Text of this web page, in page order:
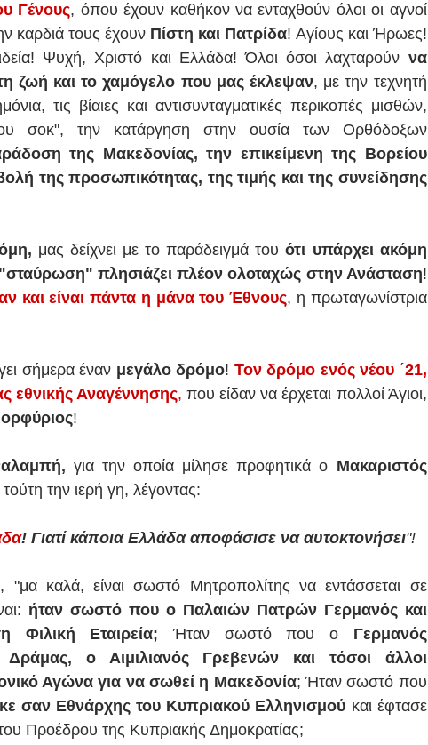
Γένους, όπου έχουν καθήκον να ενταχθούν όλοι οι αγνοί
καρδιά τους έχουν Πίστη και Πατρίδα! Αγίους και Ήρωες!
Ψυχή, Χριστό και Ελλάδα! Όλοι όσοι λαχταρούν να
ζωή και το χαμόγελο που μας έκλεψαν, με την τεχνητή
τις βίαιες και αντισυνταγματικές περικοπές μισθών,
σοκ", την κατάργηση στην ουσία των Ορθόδοξων
της Μακεδονίας, την επικείμενη της Βορείου
της προσωπικότητας, της τιμής και της συνείδησης
μας δείχνει με το παράδειγμά τουότι υπάρχει ακόμη
πλησιάζει πλέον ολοταχώς στην Ανάσταση!
και είναιπάντα η μάνα του Έθνους, η πρωταγωνίστρια
σήμερα έναν μεγάλο δρόμο! Τον δρόμο ενός νέου ΄21,
εθνικής Αναγέννησης, που είδαν να έρχεται πολλοί Άγιοι,
!
για την οποία μίλησε προφητικά ο Μακαριστός
την ιερή γη, λέγοντας:
! Γιατί κάποια Ελλάδα αποφάσισε να αυτοκτονήσει"!
καλά, είναι σωστό Μητροπολίτης να εντάσσεται σε
ήταν σωστό που ο Παλαιών Πατρών Γερμανός και
Φιλική Εταιρεία; Ήταν σωστό που οΓερμανός
ο Αιμιλιανός Γρεβενών και τόσοι άλλοι
Αγώνα για να σωθεί η Μακεδονία; Ήταν σωστό που
σαν Εθνάρχης του Κυπριακού Ελληνισμού και έφτασε
Προέδρου της Κυπριακής Δημοκρατίας;